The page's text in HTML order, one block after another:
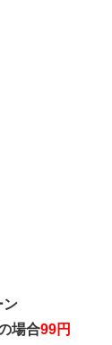
ン
場合99円